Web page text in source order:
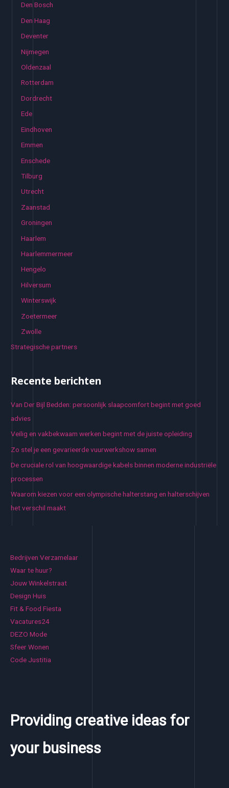
Den Bosch
Den Haag
Deventer
Nijmegen
Oldenzaal
Rotterdam
Dordrecht
Ede
Eindhoven
Emmen
Enschede
Tilburg
Utrecht
Zaanstad
Groningen
Haarlem
Haarlemmermeer
Hengelo
Hilversum
Winterswijk
Zoetermeer
Zwolle
Strategische partners
Recente berichten
Van Der Bijl Bedden: persoonlijk slaapcomfort begint met goed
advies
Veilig en vakbekwaam werken begint met de juiste opleiding
Zo stel je een gevarieerde vuurwerkshow samen
De cruciale rol van hoogwaardige kabels binnen moderne industriële
processen
Waarom kiezen voor een olympische halterstang en halterschijven
het verschil maakt
Bedrijven Verzamelaar
Waar te huur?
Jouw Winkelstraat
Design Huis
Fit & Food Fiesta
Vacatures24
DEZO Mode
Sfeer Wonen
Code Justitia
Providing creative ideas for
your business